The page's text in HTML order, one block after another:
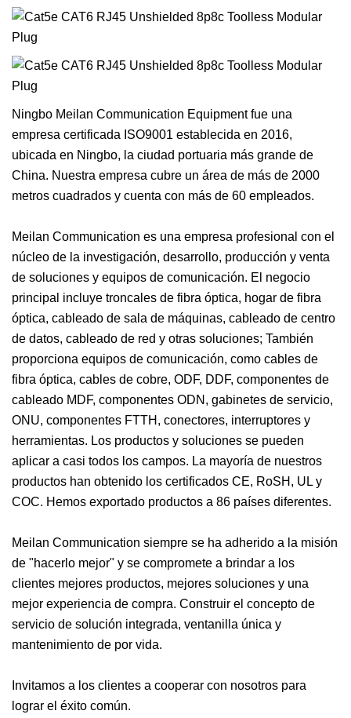
Ningbo Meilan Communication Equipment fue una
empresa certificada ISO9001 establecida en 2016,
ubicada en Ningbo, la ciudad portuaria más grande de
China. Nuestra empresa cubre un área de más de 2000
metros cuadrados y cuenta con más de 60 empleados.
Meilan Communication es una empresa profesional con el
núcleo de la investigación, desarrollo, producción y venta
de soluciones y equipos de comunicación. El negocio
principal incluye troncales de fibra óptica, hogar de fibra
óptica, cableado de sala de máquinas, cableado de centro
de datos, cableado de red y otras soluciones; También
proporciona equipos de comunicación, como cables de
fibra óptica, cables de cobre, ODF, DDF, componentes de
cableado MDF, componentes ODN, gabinetes de servicio,
ONU, componentes FTTH, conectores, interruptores y
herramientas. Los productos y soluciones se pueden
aplicar a casi todos los campos. La mayoría de nuestros
productos han obtenido los certificados CE, RoSH, UL y
COC. Hemos exportado productos a 86 países diferentes.
Meilan Communication siempre se ha adherido a la misión
de "hacerlo mejor" y se compromete a brindar a los
clientes mejores productos, mejores soluciones y una
mejor experiencia de compra. Construir el concepto de
servicio de solución integrada, ventanilla única y
mantenimiento de por vida.
Invitamos a los clientes a cooperar con nosotros para
lograr el éxito común.